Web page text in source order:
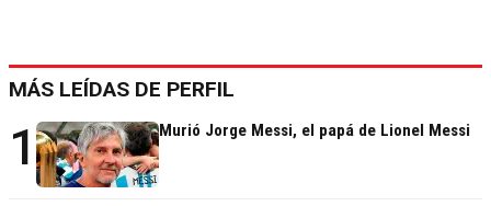
MÁS LEÍDAS DE PERFIL
1 Murió Jorge Messi, el papá de Lionel Messi